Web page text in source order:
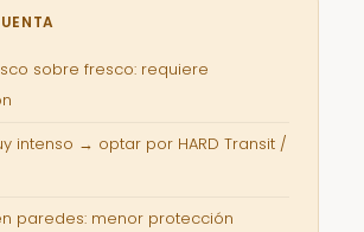
sobre fresco: requiere
intenso → optar por HARD Transit /
paredes: menor protección